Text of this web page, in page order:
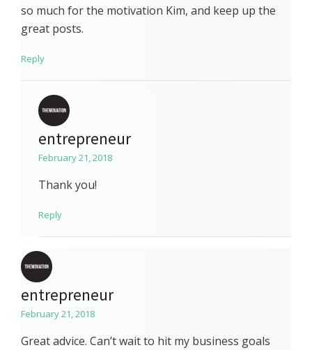
so much for the motivation Kim, and keep up the
great posts.
Reply
entrepreneur
February 21, 2018
Thank you!
Reply
entrepreneur
February 21, 2018
Great advice. Can’t wait to hit my business goals